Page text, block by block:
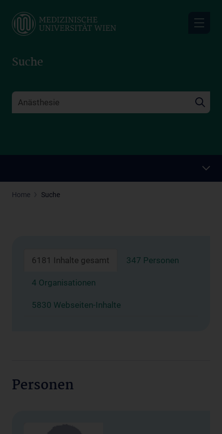
main
Suche
Home Suche
6181 Inhalte gesamt 347 Personen
4 Organisationen
5830 Webseiten-Inhalte
Personen